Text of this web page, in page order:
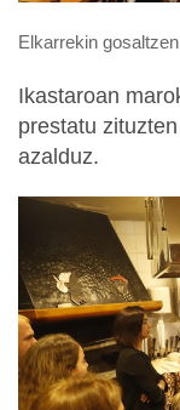
Elkarrekin gosaltzen
Ikastaroan
prestatu
azalduz.